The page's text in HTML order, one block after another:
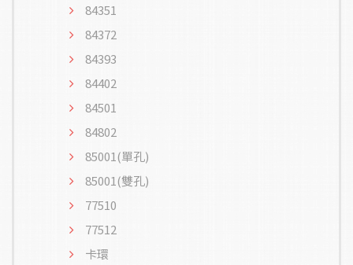
84351
84372
84393
84402
84501
84802
85001(單孔)
85001(雙孔)
77510
77512
卡環